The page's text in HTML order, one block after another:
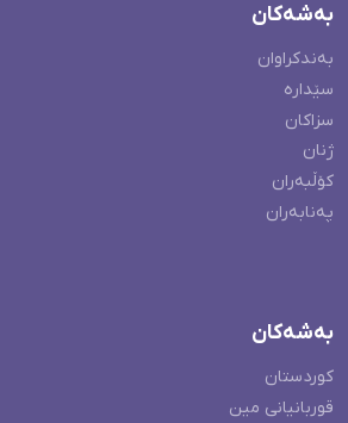
بەشەکان
بەندکراوان
سێدارە
سزاکان
ژنان
کۆڵبەران
پەنابەران
بەشەکان
کوردستان
قوربانیانی مین